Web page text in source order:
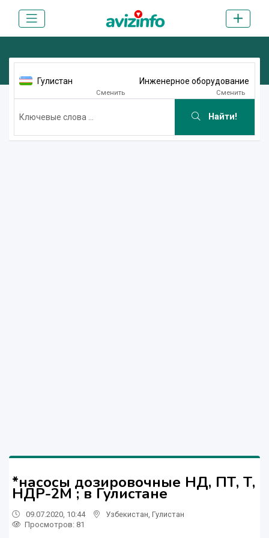
Гулистан
Сменить
Инженерное оборудование
Сменить
Найти!
*насосы дозировочные НД, ПТ, Т,
НДР-2М ; в Гулистане
09.07.2020, 10:44 Узбекистан Гулистан
Просмотров: 81